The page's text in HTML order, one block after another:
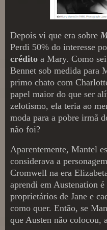
Depois vi que era sobre
Perdi 50% do interesse
crédito a Mary. Como
Bennet sob medida para
primo chato com
papel maior do que ser
zelotismo, ela teria ao
moda para a pobre irmã
não foi?
Aparentemente, Mantel
considerava a
Cromwell na era
aprendi em Austenation
proprietários de Jane e
como quer. Então, se
que Austen não colocou,